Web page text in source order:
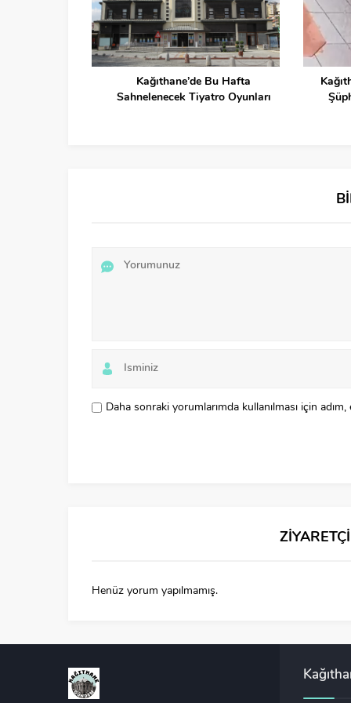
Kağıthane’de Bu Hafta
Sahnelenecek Tiyatro Oyunları
Daha sonraki yorumlarımda kullanılması için
Henüz yorum yapılmamış.